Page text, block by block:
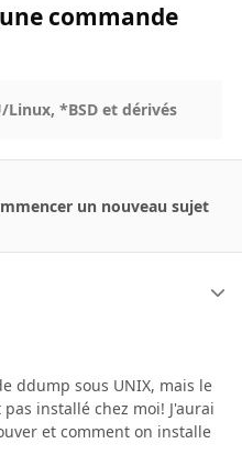
commande
Linux, *BSD et dérivés
un nouveau sujet
ddump sous UNIX, mais le
installé chez moi! J'aurai
et comment on installe